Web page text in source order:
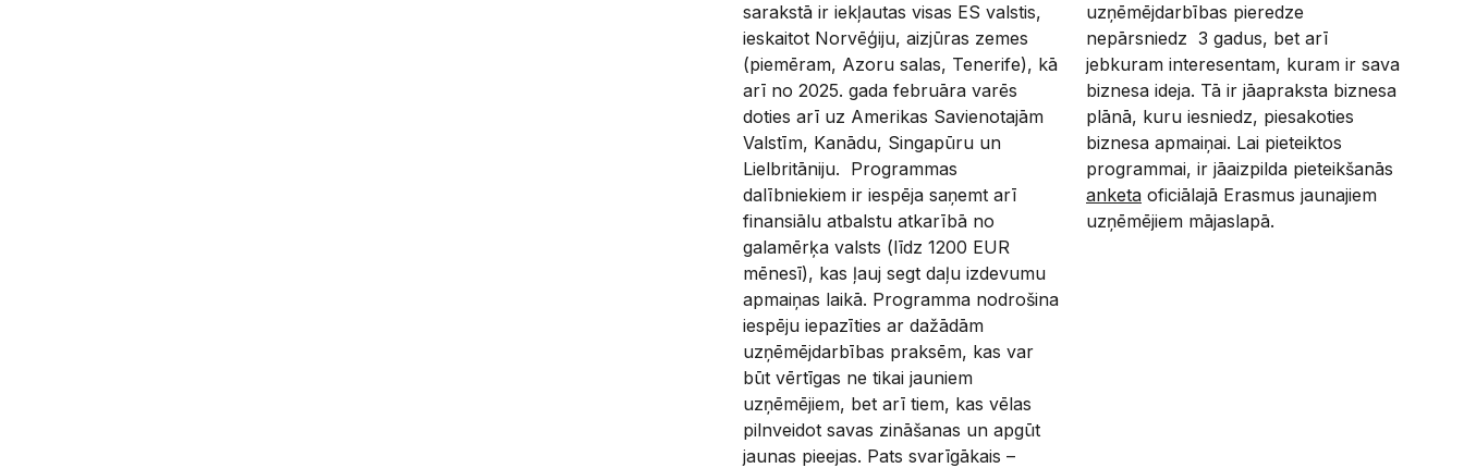
sarakstā ir iekļautas visas ES valstis,
ieskaitot Norvēģiju, aizjūras zemes
(piemēram, Azoru salas, Tenerife), kā
arī no 2025. gada februāra varēs
doties arī uz Amerikas Savienotajām
Valstīm, Kanādu, Singapūru un
Lielbritāniju. Programmas
dalībniekiem ir iespēja saņemt arī
finansiālu atbalstu atkarībā no
galamērķa valsts (līdz 1200 EUR
mēnesī), kas ļauj segt daļu izdevumu
apmaiņas laikā. Programma nodrošina
iespēju iepazīties ar dažādām
uzņēmējdarbības praksēm, kas var
būt vērtīgas ne tikai jauniem
uzņēmējiem, bet arī tiem, kas vēlas
pilnveidot savas zināšanas un apgūt
jaunas pieejas. Pats svarīgākais –
uzņēmējdarbības pieredze
nepārsniedz 3 gadus, bet arī
jebkuram interesentam, kuram ir sava
biznesa ideja. Tā ir jāapraksta biznesa
plānā, kuru iesniedz, piesakoties
biznesa apmaiņai. Lai pieteiktos
programmai, ir jāaizpilda pieteikšanās
anketa oficiālajā Erasmus jaunajiem
uzņēmējiem mājaslapā.